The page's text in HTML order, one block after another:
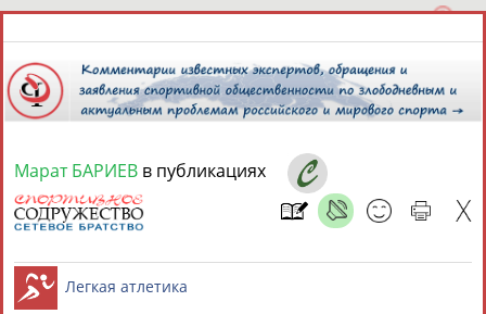
7 августа 2026 года,
СПОРТСМЕНЫ, ТРЕНЕРЫ И СПЕЦИАЛИСТЫ
Марат БАРИЕВ в публикациях